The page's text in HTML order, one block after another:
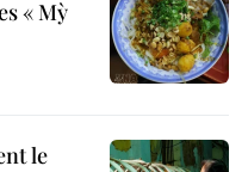
« Mỳ
le